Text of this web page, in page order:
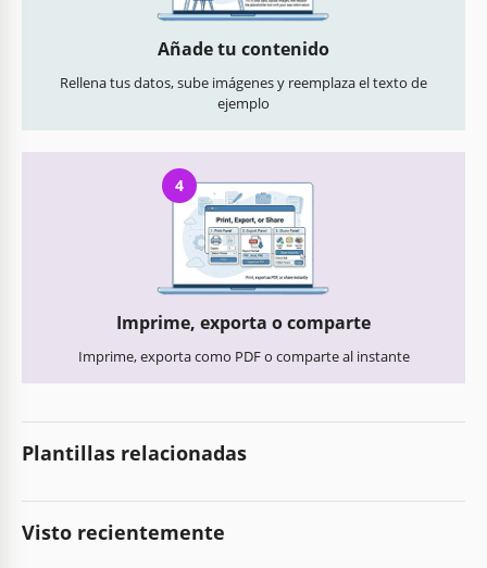
Añade tu contenido
Rellena tus datos, sube imágenes y reemplaza el texto de
ejemplo
4
Imprime, exporta o comparte
Imprime, exporta como PDF o comparte al instante
Plantillas relacionadas
Visto recientemente